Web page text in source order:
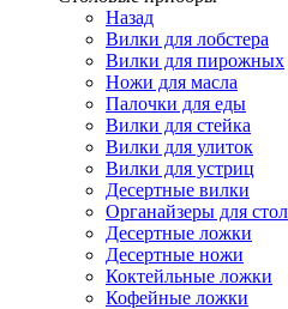
Назад
Вилки для лобстера
Вилки для пирожных
Ножи для масла
Палочки для еды
Вилки для стейка
Вилки для улиток
Вилки для устриц
Десертные вилки
Органайзеры для
Десертные ложки
Десертные ножи
Коктейльные ложки
Кофейные ложки